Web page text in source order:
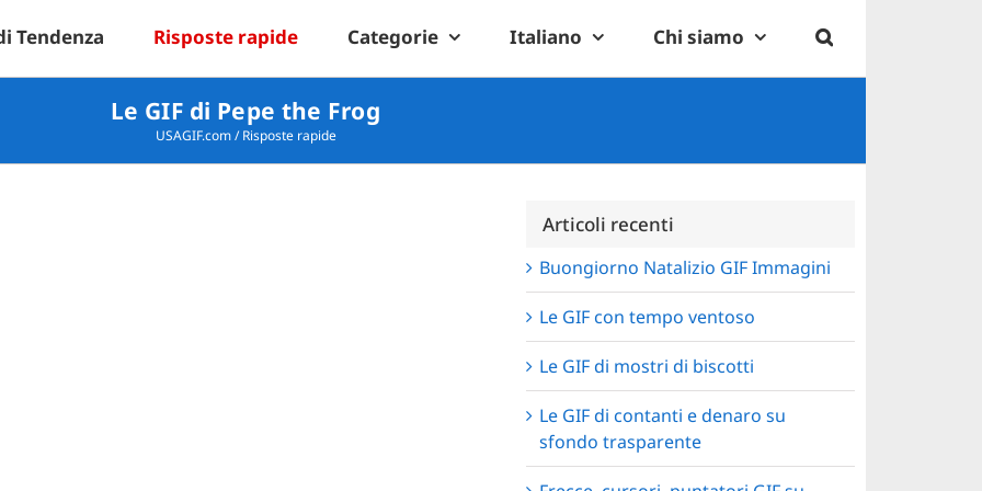
Tendenza Risposte rapide Categorie Italiano Chi siamo
Le GIF di Pepe the Frog
USAGIF.com/Risposte rapide
Articoli recenti
Buongiorno Natalizio GIF Immagini
Le GIF con tempo ventoso
Le GIF di mostri di biscotti
Le GIF di contanti e denaro su
sfondo trasparente